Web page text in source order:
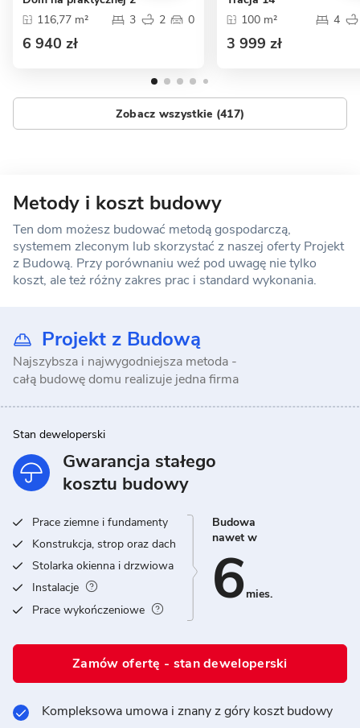
116,77 m²
3 2 0
6 940 zł
100 m²
4
3 999 zł
Zobacz wszystkie (417)
Metody i koszt budowy
Ten dom możesz budować metodą gospodarczą,
systemem zleconym lub skorzystać z naszej oferty Projekt
z Budową. Przy porównaniu weź pod uwagę nie tylko
koszt, ale też różny zakres prac i standard wykonania.
Projekt z Budową
Najszybsza i najwygodniejsza metoda -
całą budowę domu realizuje jedna firma
Stan deweloperski
Gwarancja stałego
kosztu budowy
Prace ziemne i fundamenty
Konstrukcja, strop oraz dach
Stolarka okienna i drzwiowa
Instalacje
Prace wykończeniowe
Budowa
nawet w
6 mies.
Zamów ofertę - stan deweloperski
Kompleksowa umowa i znany z góry koszt budowy